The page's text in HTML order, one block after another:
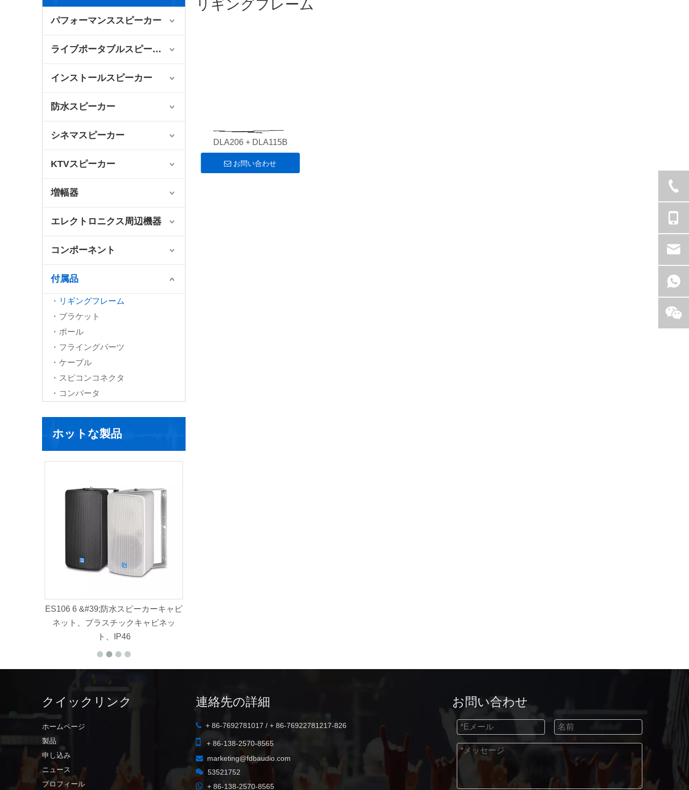
パフォーマンススピーカー
ライブポータブルスピーカー
インストールスピーカー
防水スピーカー
シネマスピーカー
KTVスピーカー
増幅器
エレクトロニクス周辺機器
コンポーネント
付属品
リギングフレーム
ブラケット
ポール
フライングパーツ
ケーブル
スピコンコネクタ
コンバータ
ホットな製品
6 &#39;防水スピーカーキャビ
ト、プラスチックキャビネッ
K112B
リギングフレーム
DLA206 + DLA115B
お問い合わせ
クイックリンク
ホームページ
製品
申し込み
ニュース
プロフィール
連絡先の詳細
 + 86-7692781017 / + 86-76922781217-826
 + 86-138-2570-8565
 marketing@fdbaudio.com
 53521752
 + 86-138-2570-8565
お問い合わせ